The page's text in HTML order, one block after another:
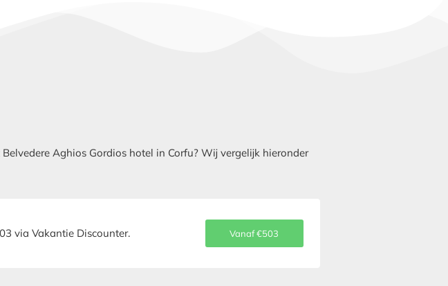
Aghios Gordios hotel in Corfu? Wij vergelijk hieronder
via Vakantie Discounter. Vanaf €503